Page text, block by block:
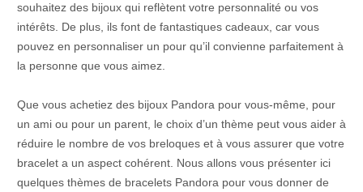
souhaitez des bijoux qui reflètent votre personnalité ou vos
intérêts. De plus, ils font de fantastiques cadeaux, car vous
pouvez en personnaliser un pour qu’il convienne parfaitement à
la personne que vous aimez.
Que vous achetiez des bijoux Pandora pour vous-même, pour
un ami ou pour un parent, le choix d’un thème peut vous aider à
réduire le nombre de vos breloques et à vous assurer que votre
bracelet a un aspect cohérent. Nous allons vous présenter ici
quelques thèmes de bracelets Pandora pour vous donner de